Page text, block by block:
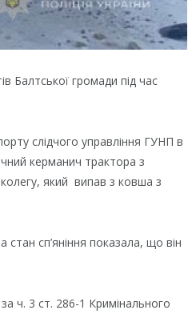
Балтської громади під час
слідчого управління ГУНП в
керманич трактора з
який випав з ковша з
сп’яніння показала, що він
ч. 3 ст. 286-1 Кримінального